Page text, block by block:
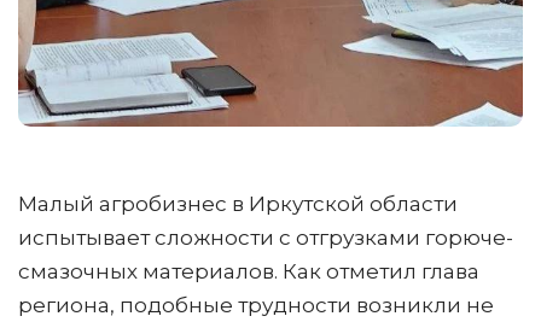
Малый агробизнес в Иркутской области
испытывает сложности с отгрузками горюче-
смазочных материалов. Как отметил глава
региона, подобные трудности возникли не